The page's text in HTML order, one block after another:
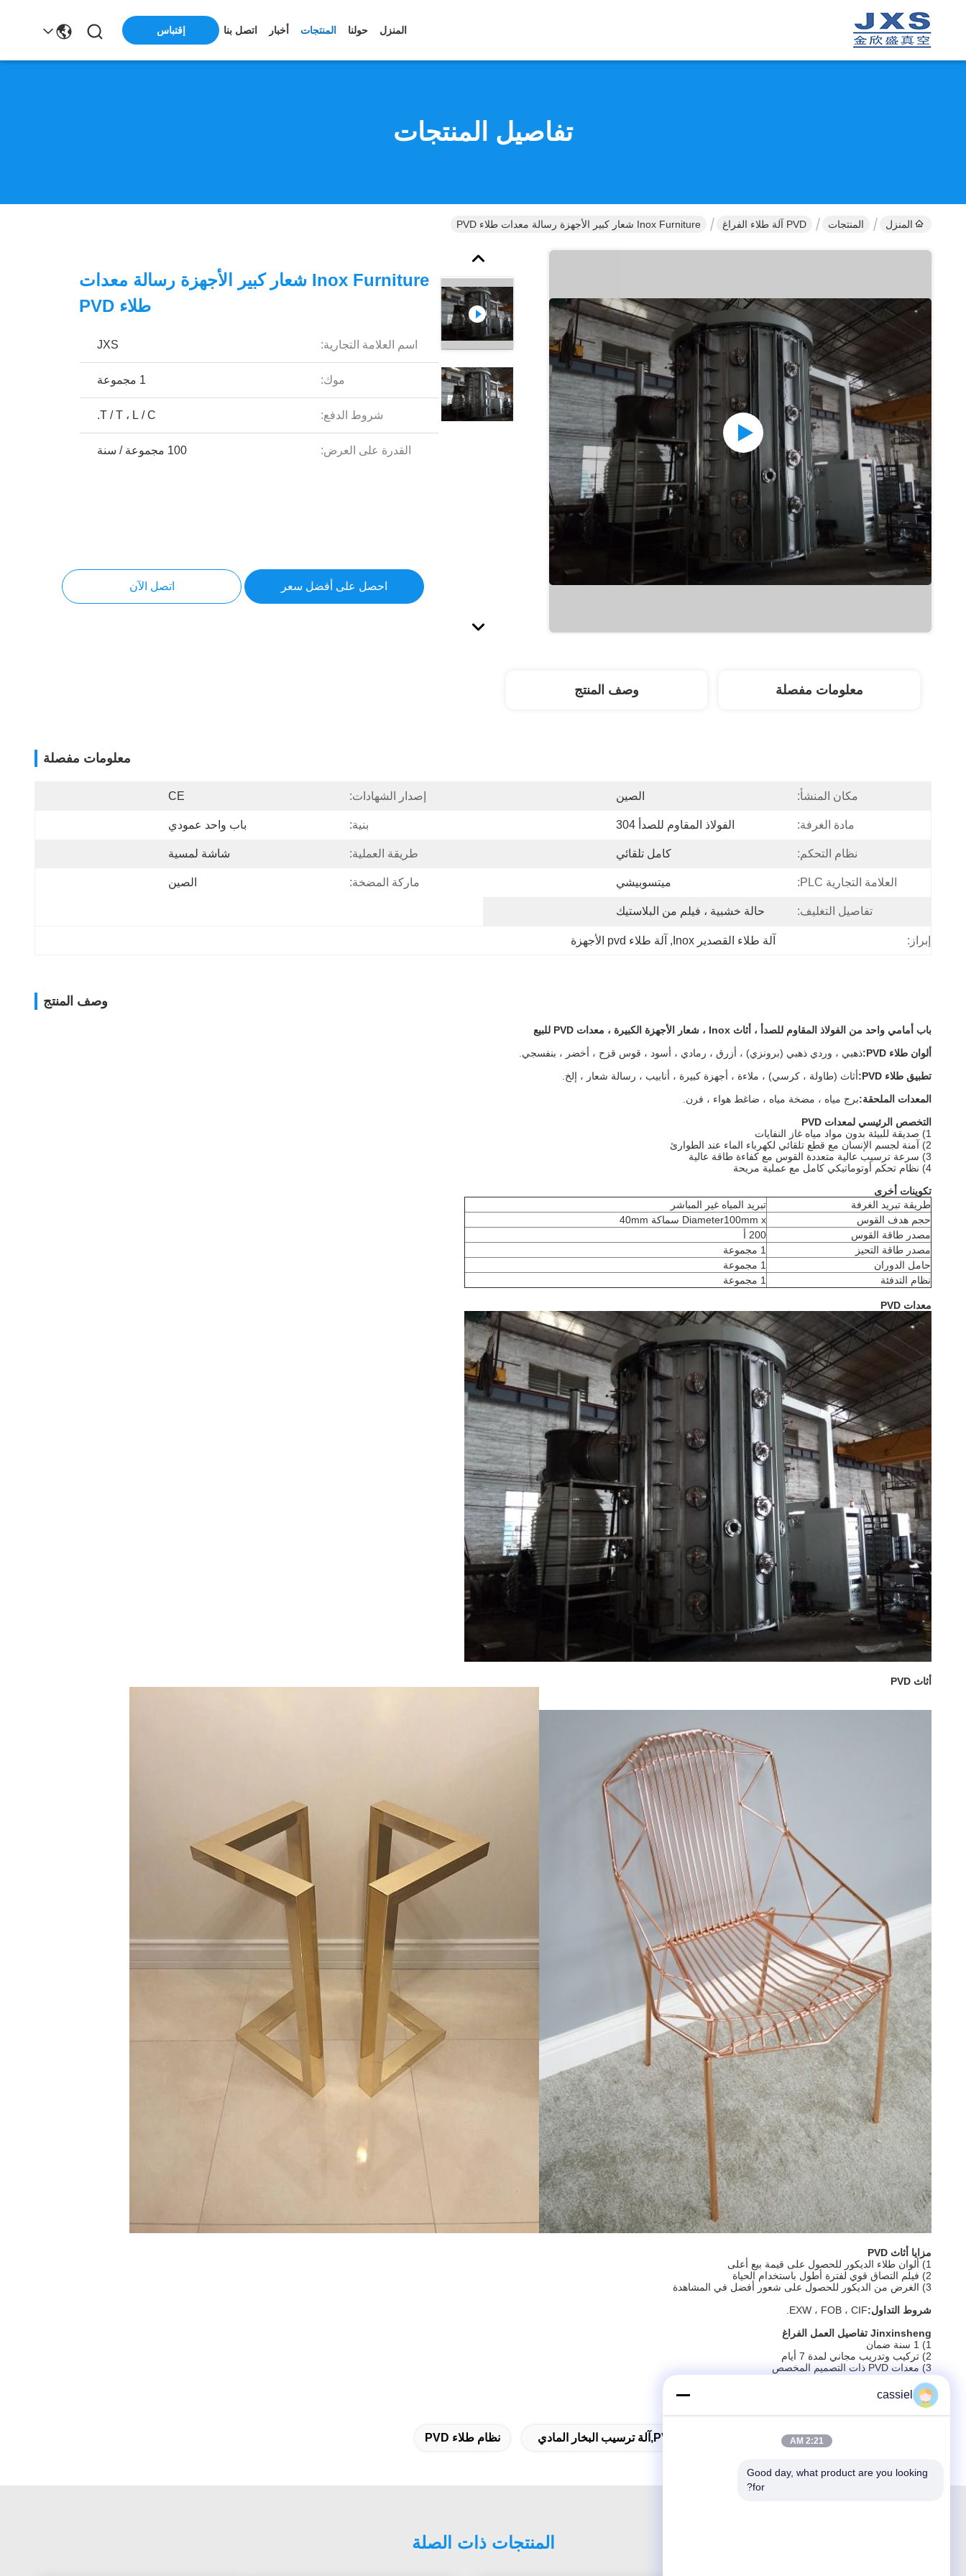
المنزل حولنا المنتجات أخبار اتصل بنا إقتباس
تفاصيل المنتجات
المنزل المنتجات PVD آلة طلاء الفراغ Inox Furniture شعار كبير الأجهزة رسالة معدات طلاء PVD
Inox Furniture شعار كبير الأجهزة رسالة معدات
طلاء PVD
اسم العلامة التجارية: JXS
موك: 1 مجموعة
شروط الدفع: T / T ، L / C.
القدرة على العرض: 100 مجموعة / سنة
احصل على أفضل سعر اتصل الآن
معلومات مفصلة وصف المنتج
معلومات مفصلة
مكان المنشأ: الصين إصدار الشهادات: CE
مادة الغرفة: الفولاذ المقاوم للصدأ 304 بنية: باب واحد عمودي
نظام التحكم: كامل تلقائي طريقة العملية: شاشة لمسية
العلامة التجارية PLC: ميتسوبيشي ماركة المضخة: الصين
تفاصيل التغليف: حالة خشبية ، فيلم من البلاستيك
إبراز: آلة طلاء القصدير Inox , آلة طلاء pvd الأجهزة
وصف المنتج
باب أمامي واحد من الفولاذ المقاوم للصدأ ، أثاث Inox ، شعار الأجهزة الكبيرة ، معدات PVD للبيع
ألوان طلاء PVD:
ذهبي ، وردي ذهبي (برونزي) ، أزرق ، رمادي ، أسود ، قوس قزح ، أخضر ، بنفسجي.
تطبيق طلاء PVD:
أثاث (طاولة ، كرسي) ، ملاءة ، أجهزة كبيرة ، أنابيب ، رسالة شعار ، إلخ.
المعدات الملحقة:برج مياه ، مضخة مياه ، ضاغط هواء ، فرن.
التخصص الرئيسي لمعدات PVD
1) صديقة للبيئة بدون مواد مياه غاز النفايات
2) آمنة لجسم الإنسان مع قطع تلقائي لكهرباء الماء عند الطوارئ
3) سرعة ترسيب عالية متعددة القوس مع كفاءة طاقة عالية
4) نظام تحكم أوتوماتيكي كامل مع عملية مريحة
تكوينات أخرى
طريقة تبريد الغرفة
تبريد المياه غير المباشر
حجم هدف القوس
Diameter100mm x سماكة 40mm
مصدر طاقة القوس
200 أ
مصدر طاقة التحيز
1 مجموعة
حامل الدوران
1 مجموعة
نظام التدفئة
1 مجموعة
معدات PVD
أثاث PVD
مزايا أثاث PVD
1) ألوان طلاء الديكور للحصول على قيمة بيع أعلى
2) فيلم التصاق قوي لفترة أطول باستخدام الحياة
3) الغرض من الديكور للحصول على شعور أفضل في المشاهدة
شروط التداول:EXW ، FOB ، CIF.
Jinxinsheng تفاصيل العمل الفراغ
1) 1 سنة ضمان
2) تركيب وتدريب مجاني لمدة 7 أيام
3) معدات PVD ذات التصميم المخصص
4) اقتراح تسليم المفتاح لمصنع PVD بالكامل
5) الدعم الفني مدى الحياة
6) توفير معدات PVD المستهلكة وقطع الغيار
نظام طلاء PVD نظام طلاء PVD
المنتجات ذات الصلة
cassiel
2:21 AM
Good day, what product are you looking
for?